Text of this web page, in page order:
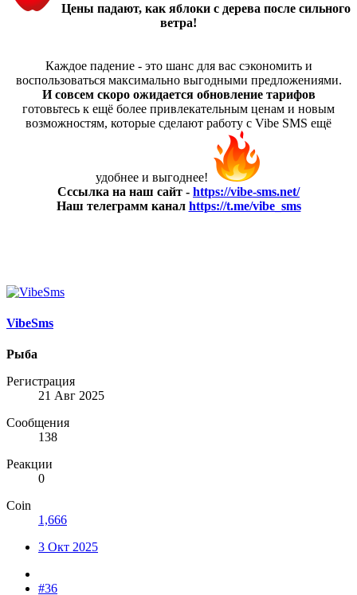
Цены падают, как яблоки с дерева после сильного
ветра!
Каждое падение - это шанс для вас сэкономить и
воспользоваться максимально выгодными предложениями.
И совсем скоро ожидается обновление тарифов
готовьтесь к ещё более привлекательным ценам и новым
возможностям, которые сделают работу с Vibe SMS ещё
удобнее и выгоднее!
Сссылка на наш сайт - https://vibe-sms.net/
Наш телеграмм канал https://t.me/vibe_sms
VibeSms
Рыба
Регистрация
21 Авг 2025
Сообщения
138
Реакции
0
Coin
1,666
3 Окт 2025
#36